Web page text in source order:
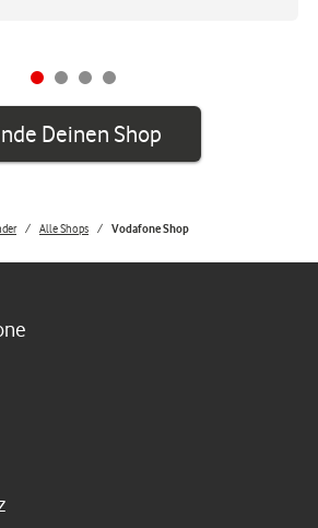
Deinen Shop
Alle Shops Vodafone Shop
öffnet in einem neuen Tab